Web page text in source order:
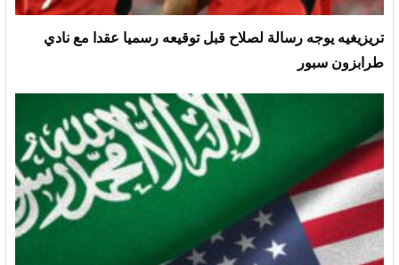
تريزيغيه يوجه رسالة لصلاح قبل توقيعه رسميا عقدا مع نادي
طرابزون سبور